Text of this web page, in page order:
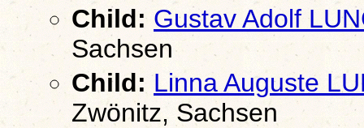
Child: Gustav Adolf
Sachsen
Child: Linna Auguste
Zwönitz, Sachsen